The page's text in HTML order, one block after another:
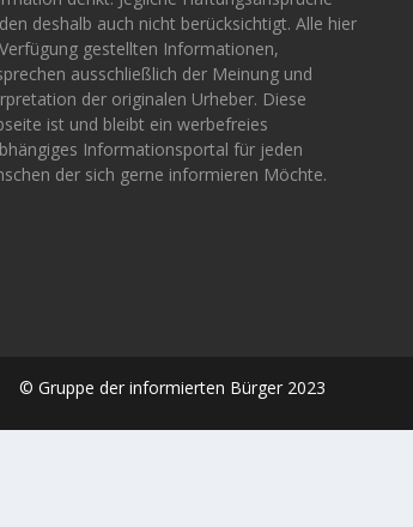
deshalb auch nicht berücksichtigt. Alle hier
gestellten Informationen,
ausschließlich der Meinung und
der originalen Urheber. Diese
ist und bleibt ein werbefreies
Informationsportal für jeden
der sich gerne informieren Möchte.
© Gruppe der informierten Bürger 2023